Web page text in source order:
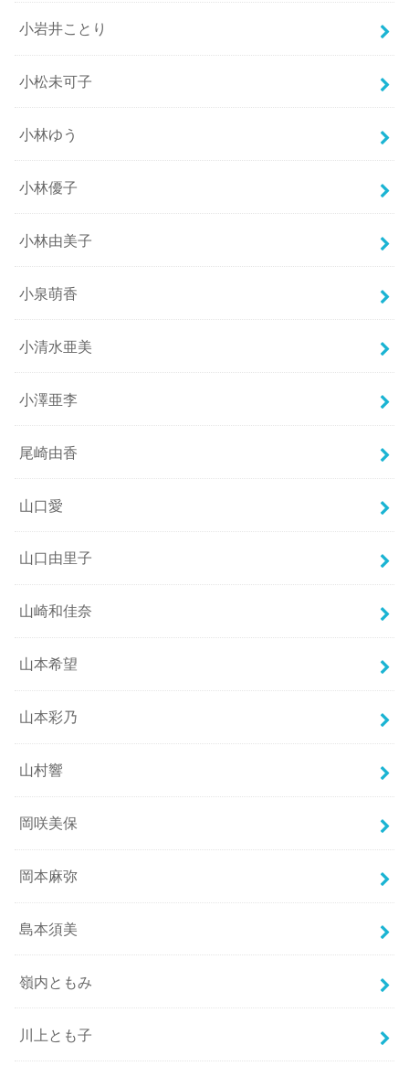
小岩井ことり
小松未可子
小林ゆう
小林優子
小林由美子
小泉萌香
小清水亜美
小澤亜李
尾崎由香
山口愛
山口由里子
山崎和佳奈
山本希望
山本彩乃
山村響
岡咲美保
岡本麻弥
島本須美
嶺内ともみ
川上とも子